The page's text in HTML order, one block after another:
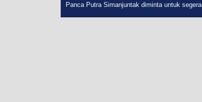
Panca Putra Simanjuntak diminta untuk segera